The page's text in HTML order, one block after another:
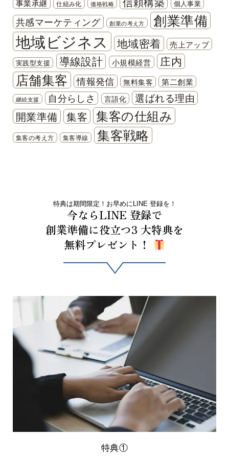
事業承継 仕組み化 価格戦略 信頼構築 個人事業
共感マーケティング 創業の考え方 創業準備
地域ビジネス 地域密着 売上アップ
実践型支援 導線設計 小規模経営 庄内
店舗集客 情報発信 無料集客 第二創業
継続支援 自分らしさ 言語化 選ばれる理由
開業準備 集客 集客の仕組み
集客の考え方 集客導線 集客戦略
特典は期間限定！お早めにLINE 登録を！
今ならLINE 登録で
創業準備に役立つ3 大特典を
無料プレゼント！
特典①